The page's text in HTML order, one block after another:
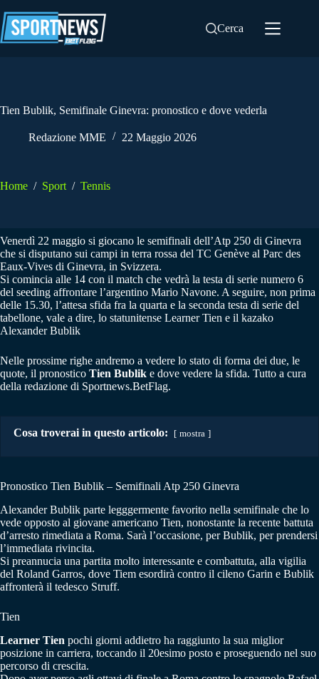
al
contenuto
Cerca
Tien Bublik, Semifinale Ginevra: pronostico e dove vederla
Redazione MME 22 Maggio 2026
Home / Sport / Tennis
Venerdì 22 maggio si giocano le semifinali dell’Atp 250 di Ginevra
che si disputano sui campi in terra rossa del TC Genève al Parc des
Eaux-Vives di Ginevra, in Svizzera.
Si comincia alle 14 con il match che vedrà la testa di serie numero 6
del seeding affrontare l’argentino Mario Navone. A seguire, non prima
delle 15.30, l’attesa sfida fra la quarta e la seconda testa di serie del
tabellone, vale a dire, lo statunitense Learner Tien e il kazako
Alexander Bublik
Nelle prossime righe andremo a vedere lo stato di forma dei due, le
quote, il pronostico Tien Bublik e dove vedere la sfida. Tutto a cura
della redazione di Sportnews.BetFlag.
Cosa troverai in questo articolo: mostra
Pronostico Tien Bublik – Semifinali Atp 250 Ginevra
Alexander Bublik parte legggermente favorito nella semifinale che lo
vede opposto al giovane americano Tien, nonostante la recente battuta
d’arresto rimediata a Roma. Sarà l’occasione, per Bublik, per prendersi
l’immediata rivincita.
Si preannucia una partita molto interessante e combattuta, alla vigilia
del Roland Garros, dove Tiem esordirà contro il cileno Garin e Bublik
affronterà il tedesco Struff.
Tien
Learner Tien pochi giorni addietro ha raggiunto la sua miglior
posizione in carriera, toccando il 20esimo posto e proseguendo nel suo
percorso di crescita.